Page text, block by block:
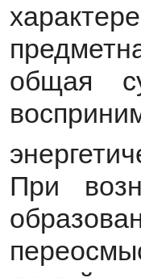
общая
При